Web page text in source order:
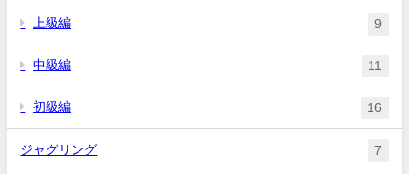
上級編 9
中級編 11
初級編 16
ジャグリング 7